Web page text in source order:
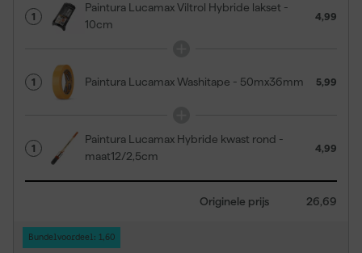
1
Paintura Lucamax Viltrol Hybride lakset -
10cm
4,99
1 Paintura Lucamax Washitape - 50mx36mm 5,99
1
Paintura Lucamax Hybride kwast rond -
maat12/2,5cm
4,99
Originele prijs 26,69
Bundelvoordeel: 1,60